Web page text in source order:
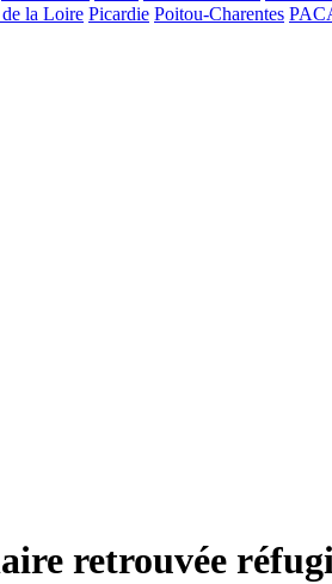
de la Loire Picardie Poitou-Charentes
retrouvée